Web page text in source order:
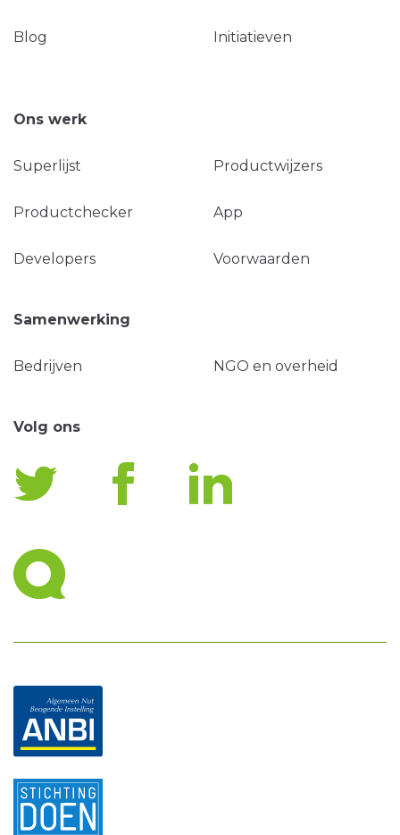
Blog Initiatieven
Ons werk
Superlijst Productwijzers
Productchecker App
Developers Voorwaarden
Samenwerking
Bedrijven NGO en overheid
Volg ons